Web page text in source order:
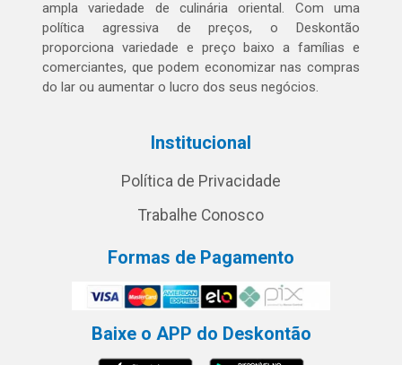
ampla variedade de culinária oriental. Com uma
política agressiva de preços, o Deskontão
proporciona variedade e preço baixo a famílias e
comerciantes, que podem economizar nas compras
do lar ou aumentar o lucro dos seus negócios.
Institucional
Política de Privacidade
Trabalhe Conosco
Formas de Pagamento
Baixe o APP do Deskontão